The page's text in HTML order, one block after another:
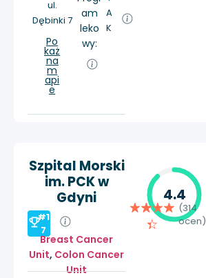
ul.
Dębinki 7
Po
każ
na
m
api
e
am
leko
wy:
A
K
Szpital Morski
im. PCK w
Gdyni
#1
7
Breast Cancer
Unit, Colon Cancer
Unit
4.4
(314
ocen)